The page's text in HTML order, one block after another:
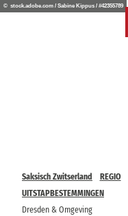
T© stock.adobe.com / Sabine Kippus / #42355789
Saksisch Zwitserland
REGIO
UITSTAPBESTEMMINGEN
Dresden & Omgeving